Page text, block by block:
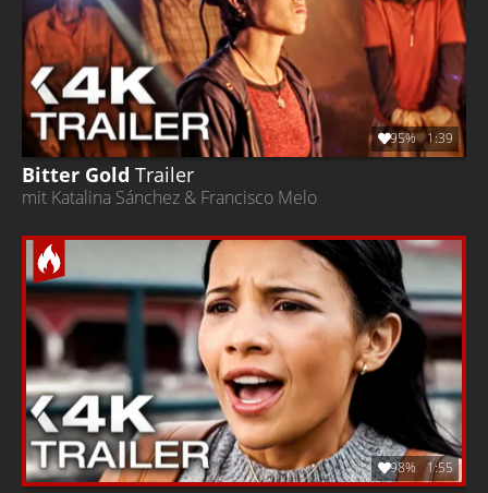
Bitter Gold Trailer
mit Katalina Sánchez & Francisco Melo
95% 1:39
98% 1:55